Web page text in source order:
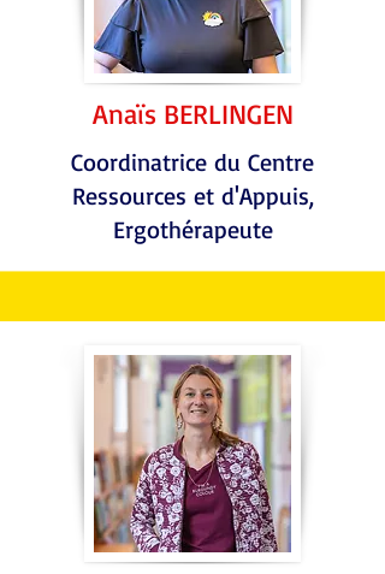
Anaïs BERLINGEN
Coordinatrice du Centre
Ressources et d'Appuis,
Ergothérapeute